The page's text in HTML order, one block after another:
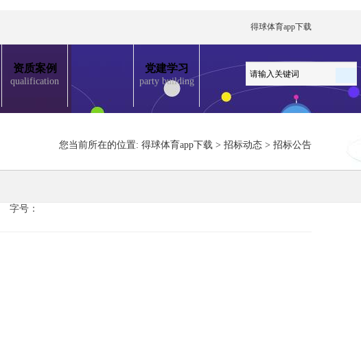
得球体育app下载
资质案例
qualification
党建学习
party building
您当前所在的位置: 得球体育app下载 > 招标动态 > 招标公告
字号：